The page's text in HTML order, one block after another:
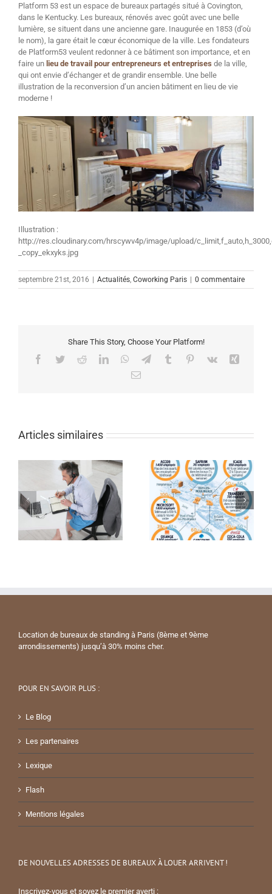
Platform 53 est un espace de bureaux partagés situé à Covington,
dans le Kentucky. Les bureaux, rénovés avec goût avec une belle
lumière, se situent dans une ancienne gare. Inaugurée en 1853 (d’où
le nom), la gare était le cœur économique de la ville. Les fondateurs
de Platform53 veulent redonner à ce bâtiment son importance, et en
faire un lieu de travail pour entrepreneurs et entreprises de la ville,
qui ont envie d’échanger et de grandir ensemble. Une belle
illustration de la reconversion d’un ancien bâtiment en lieu de vie
moderne !
Illustration :
http://res.cloudinary.com/hrscywv4p/image/upload/
_copy_ekxyks.jpg
septembre 21st, 2016 Actualités, Coworking Paris 0 commentaire
Share This Story, Choose Your Platform!
Facebook
TwitterRedditLinkedInWhatsApp
TelegramTumblr Pinterest
Vk
Email
Articles similaires
Location de bureaux de standing à Paris (8ème et 9ème
arrondissements) jusqu’à 30% moins cher.
POUR EN SAVOIR PLUS :
Le Blog
Les partenaires
Lexique
Flash
Mentions légales
DE NOUVELLES ADRESSES DE BUREAUX À LOUER ARRIVENT !
Inscrivez-vous et soyez le premier averti :